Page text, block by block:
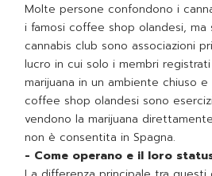
Molte persone confondono i
i famosi coffee shop olandesi, ma
cannabis club sono associazioni
lucro in cui solo i membri
marijuana in un ambiente chiuso
coffee shop olandesi sono
vendono la marijuana
non è consentita in Spagna.
- Come operano e il loro